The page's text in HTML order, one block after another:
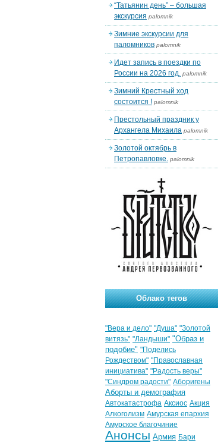
“Татьянин день” – большая
экскурсия palomnik
Зимние экскурсии для
паломников palomnik
Идет запись в поездки по
России на 2026 год. palomnik
Зимний Крестный ход
состоится ! palomnik
Престольный праздник у
Архангела Михаила palomnik
Золотой октябрь в
Петропавловке. palomnik
Облако тегов
"Вера и дело" "Душа" "Золотой
витязь" "Ландыши" "Образ и
подобие" "Поделись
Рождеством" "Православная
инициатива" "Радость веры"
"Синдром радости" Аборигены
Аборты и демография
Автокатастрофа Аксиос Акция
Алкоголизм Амурская епархия
Амурское благочиние
Анонсы Армия Бари